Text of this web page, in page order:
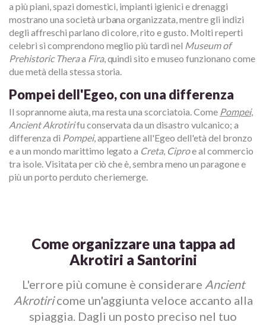
a più piani, spazi domestici, impianti igienici e drenaggi
mostrano una società urbana organizzata, mentre gli indizi
degli affreschi parlano di colore, rito e gusto. Molti reperti
celebri si comprendono meglio più tardi nel Museum of
Prehistoric Theraa Fira, quindi sito e museo funzionano come
due metà della stessa storia.
Pompei dell'Egeo, con una differenza
Il soprannome aiuta, ma resta una scorciatoia. Come Pompei,
Ancient Akrotirifu conservata da un disastro vulcanico; a
differenza di Pompei, appartiene all'Egeo dell'età del bronzo
e a un mondo marittimo legato a Creta, Ciproe al commercio
tra isole. Visitata per ciò che è, sembra meno un paragone e
più un porto perduto che riemerge.
Come organizzare una tappa ad
Akrotiri a Santorini
L'errore più comune è considerare Ancient
Akrotiricome un'aggiunta veloce accanto alla
spiaggia. Dagli un posto preciso nel tuo